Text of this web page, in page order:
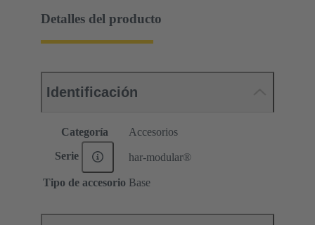
Detalles del producto
Identificación
Categoría Accesorios
Serie har-modular®
Tipo de accesorio Base